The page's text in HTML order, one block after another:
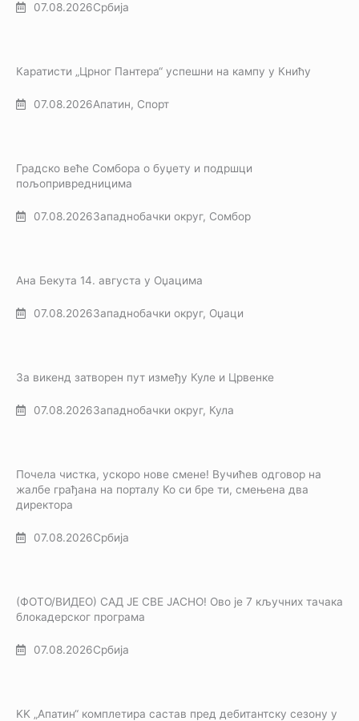
07.08.2026Србија
Каратисти „Црног Пантера“ успешни на кампу у Книћу
07.08.2026Апатин, Спорт
Градско веће Сомбора о буџету и подршци
пољопривредницима
07.08.2026Западнобачки округ, Сомбор
Ана Бекута 14. августа у Оџацима
07.08.2026Западнобачки округ, Оџаци
За викенд затворен пут између Куле и Црвенке
07.08.2026Западнобачки округ, Кула
Почела чистка, ускоро нове смене! Вучићев одговор на
жалбе грађана на порталу Ко си бре ти, смењена два
директора
07.08.2026Србија
(ФОТО/ВИДЕО) САД ЈЕ СВЕ ЈАСНО! Ово је 7 кључних тачака
блокадерског програма
07.08.2026Србија
KK „Апатин“ комплетира састав пред дебитантску сезону у